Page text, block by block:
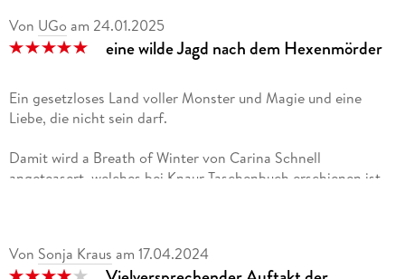
Von UGo am 24.01.2025
eine wilde Jagd nach dem Hexenmörder
Ein gesetzloses Land voller Monster und Magie und eine
Liebe, die nicht sein darf.
Damit wird a Breath of Winter von Carina Schnell
angeteasert, welches bei Knaur Taschenbuch erschienen ist.
Von Sonja Kraus am 17.04.2024